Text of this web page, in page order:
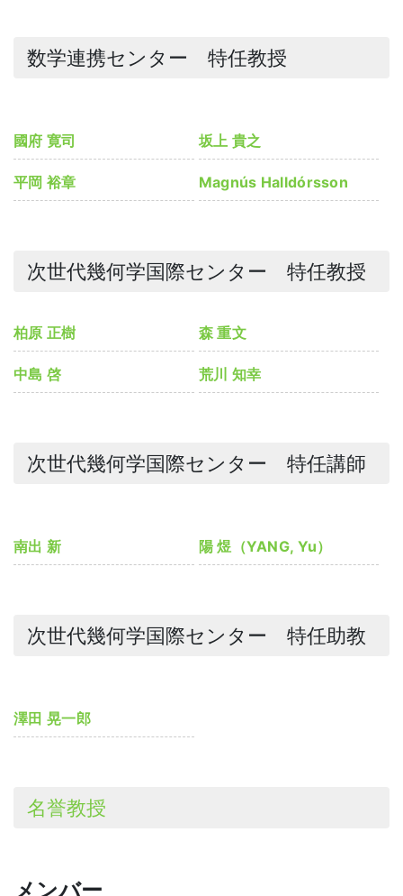
数学連携センター 特任教授
國府 寛司 坂上 貴之
平岡 裕章 Magnús Halldórsson
次世代幾何学国際センター 特任教授
柏原 正樹 森 重文
中島 啓 荒川 知幸
次世代幾何学国際センター 特任講師
南出 新 陽 煜（YANG, Yu）
次世代幾何学国際センター 特任助教
澤田 晃一郎
名誉教授
メンバー